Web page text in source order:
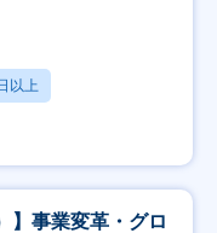
以上
】事業変革・グロ